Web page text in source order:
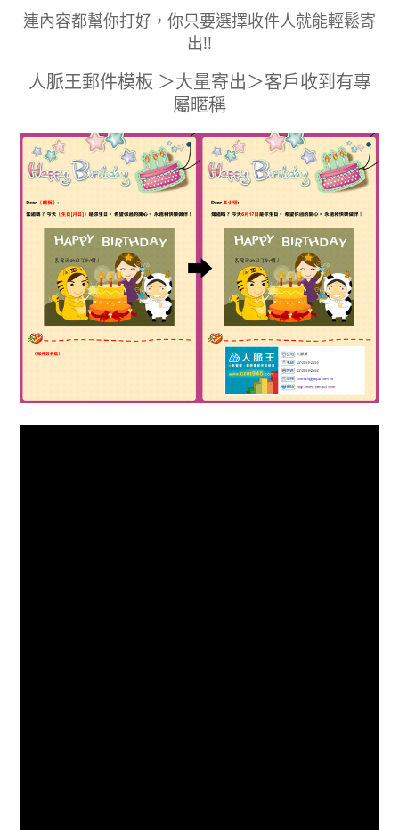
連內容都幫你打好，你只要選擇收件人就能輕鬆寄
出!!
人脈王郵件模板 ＞大量寄出＞客戶收到有專
屬暱稱